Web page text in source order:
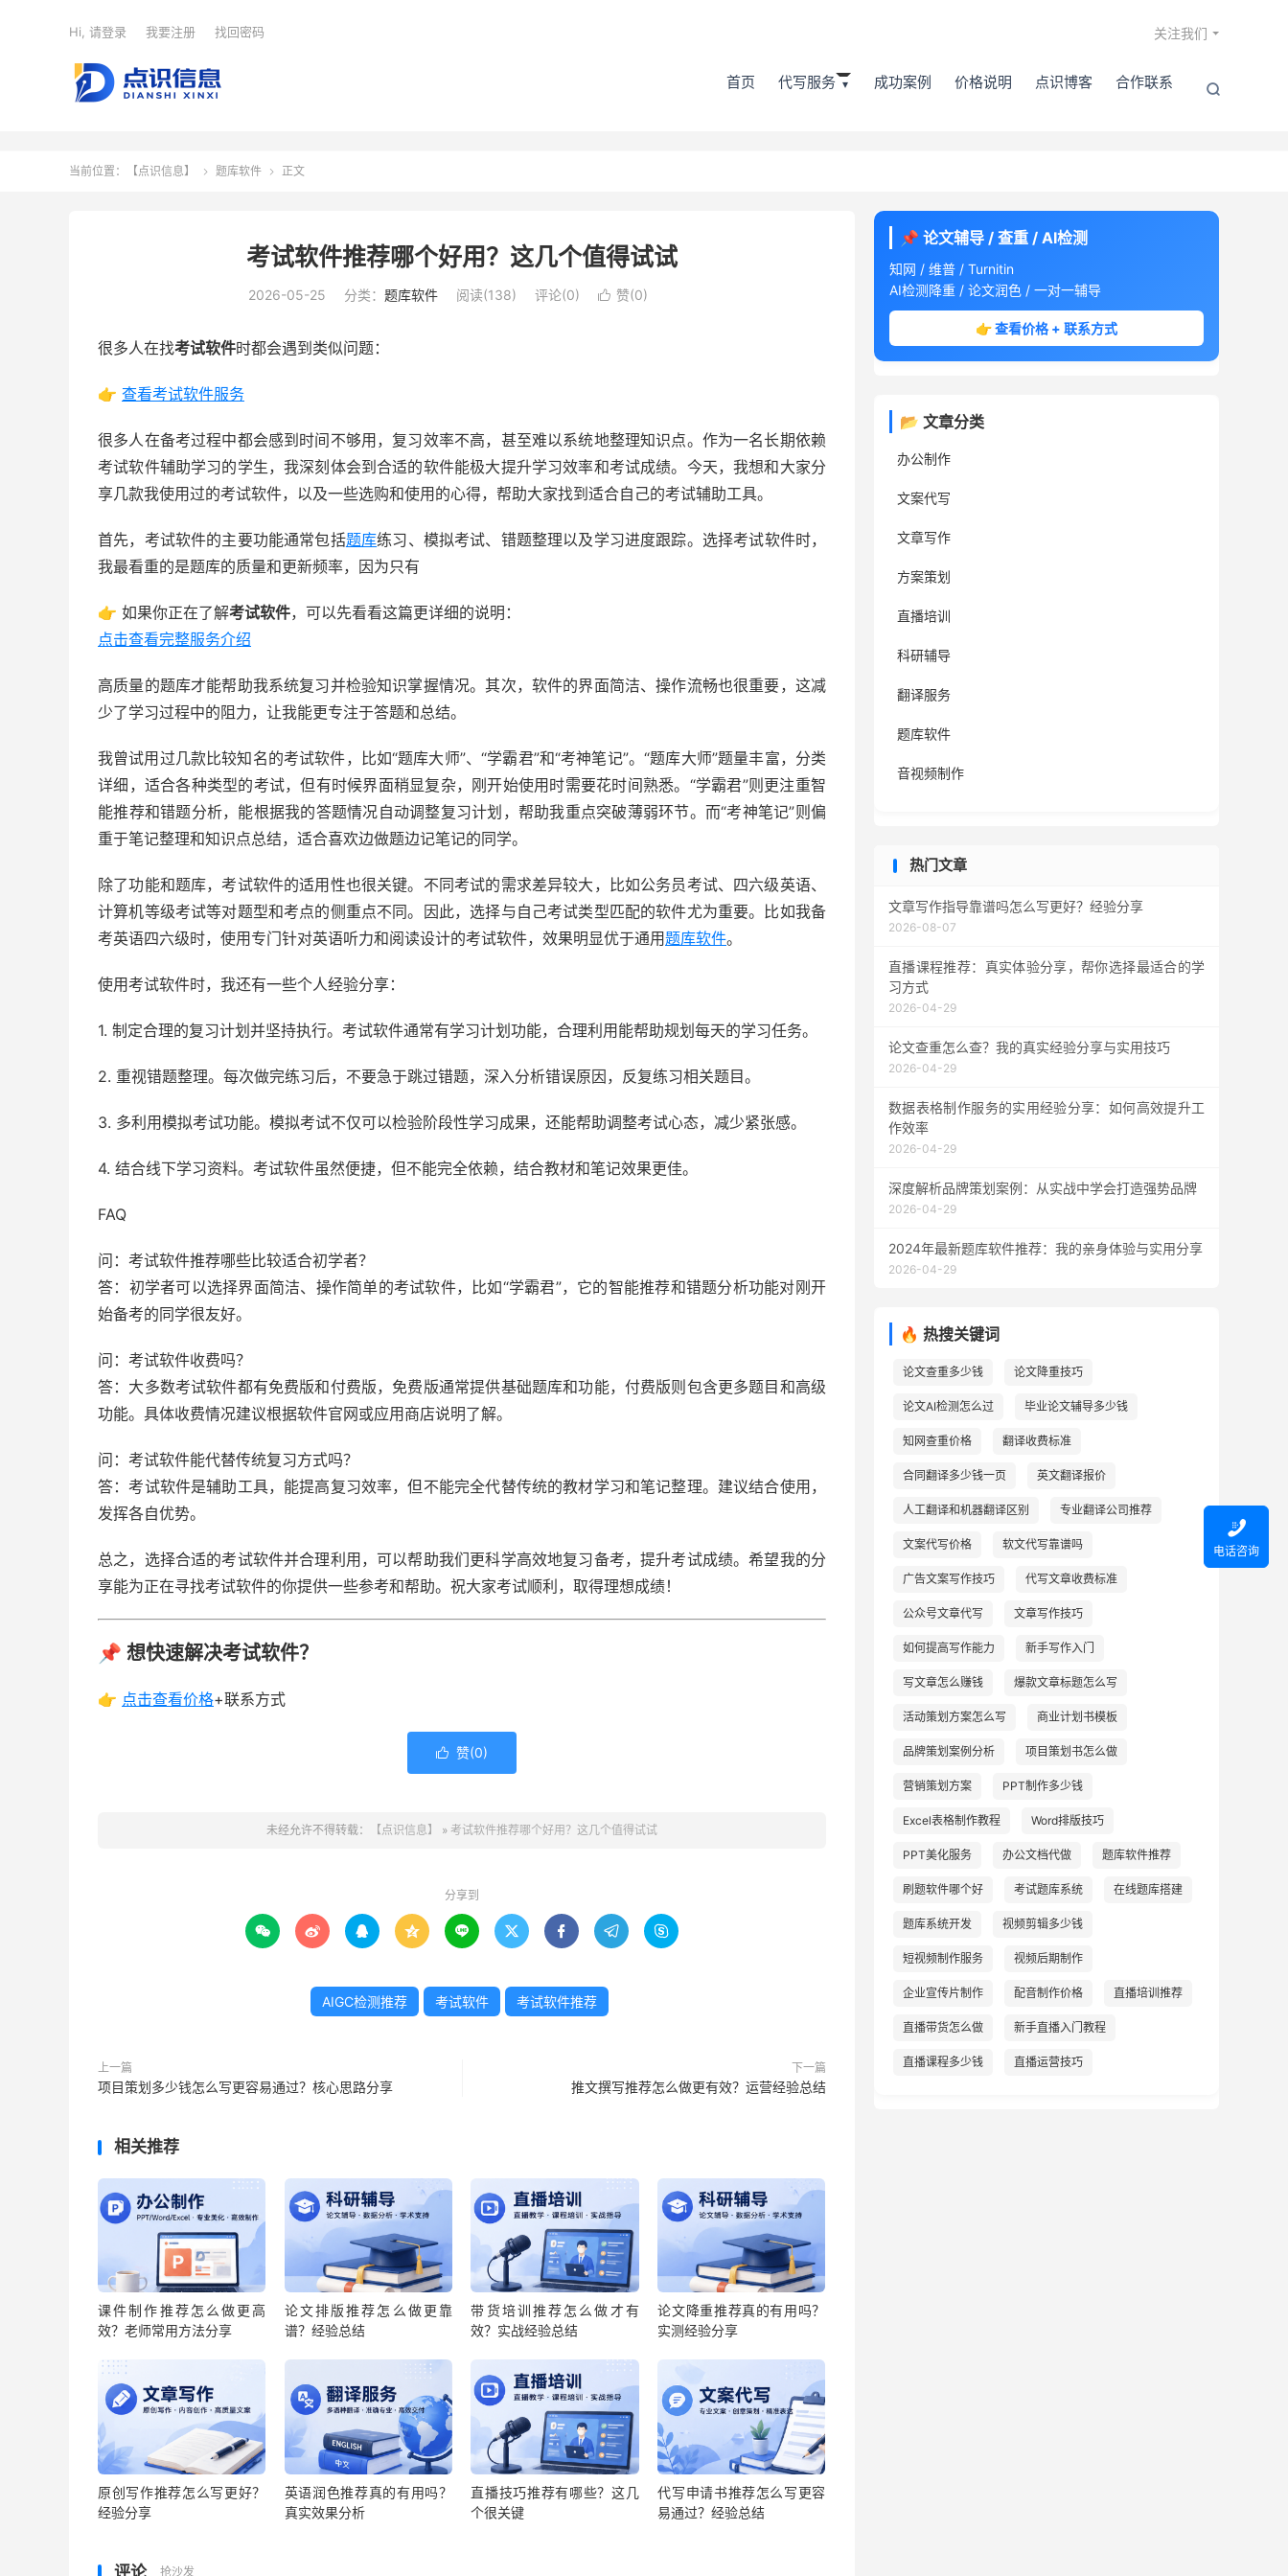
首页 代写服务 成功案例 价格说明 点识博客 合作联系 
关注我们
Hi, 请登录 我要注册 找回密码
当前位置： 【点识信息】  题库软件  正文
考试软件推荐哪个好用？这几个值得试试
2026-05-25 分类： 题库软件 阅读(138) 评论(0)  赞(0)
很多人在找考试软件时都会遇到类似问题：
👉 查看考试软件服务
很多人在备考过程中都会感到时间不够用，复习效率不高，甚至难以系统地整理知识点。作为一名长期依赖
考试软件辅助学习的学生，我深刻体会到合适的软件能极大提升学习效率和考试成绩。今天，我想和大家分
享几款我使用过的考试软件，以及一些选购和使用的心得，帮助大家找到适合自己的考试辅助工具。
首先，考试软件的主要功能通常包括题库练习、模拟考试、错题整理以及学习进度跟踪。选择考试软件时，
我最看重的是题库的质量和更新频率，因为只有
👉 如果你正在了解考试软件，可以先看看这篇更详细的说明：
点击查看完整服务介绍
高质量的题库才能帮助我系统复习并检验知识掌握情况。其次，软件的界面简洁、操作流畅也很重要，这减
少了学习过程中的阻力，让我能更专注于答题和总结。
我曾试用过几款比较知名的考试软件，比如“题库大师”、“学霸君”和“考神笔记”。“题库大师”题量丰富，分类
详细，适合各种类型的考试，但有时候界面稍显复杂，刚开始使用时需要花时间熟悉。“学霸君”则更注重智
能推荐和错题分析，能根据我的答题情况自动调整复习计划，帮助我重点突破薄弱环节。而“考神笔记”则偏
重于笔记整理和知识点总结，适合喜欢边做题边记笔记的同学。
除了功能和题库，考试软件的适用性也很关键。不同考试的需求差异较大，比如公务员考试、四六级英语、
计算机等级考试等对题型和考点的侧重点不同。因此，选择与自己考试类型匹配的软件尤为重要。比如我备
考英语四六级时，使用专门针对英语听力和阅读设计的考试软件，效果明显优于通用题库软件。
使用考试软件时，我还有一些个人经验分享：
1. 制定合理的复习计划并坚持执行。考试软件通常有学习计划功能，合理利用能帮助规划每天的学习任务。
2. 重视错题整理。每次做完练习后，不要急于跳过错题，深入分析错误原因，反复练习相关题目。
3. 多利用模拟考试功能。模拟考试不仅可以检验阶段性学习成果，还能帮助调整考试心态，减少紧张感。
4. 结合线下学习资料。考试软件虽然便捷，但不能完全依赖，结合教材和笔记效果更佳。
FAQ
问：考试软件推荐哪些比较适合初学者？
答：初学者可以选择界面简洁、操作简单的考试软件，比如“学霸君”，它的智能推荐和错题分析功能对刚开
始备考的同学很友好。
问：考试软件收费吗？
答：大多数考试软件都有免费版和付费版，免费版通常提供基础题库和功能，付费版则包含更多题目和高级
功能。具体收费情况建议根据软件官网或应用商店说明了解。
问：考试软件能代替传统复习方式吗？
答：考试软件是辅助工具，能提高复习效率，但不能完全代替传统的教材学习和笔记整理。建议结合使用，
发挥各自优势。
总之，选择合适的考试软件并合理利用，可以帮助我们更科学高效地复习备考，提升考试成绩。希望我的分
享能为正在寻找考试软件的你提供一些参考和帮助。祝大家考试顺利，取得理想成绩！
📌 想快速解决考试软件？
👉 点击查看价格+联系方式
 赞(0)
未经允许不得转载： 【点识信息】 » 考试软件推荐哪个好用？这几个值得试试
分享到
        
AIGC检测推荐 考试软件 考试软件推荐
上一篇
项目策划多少钱怎么写更容易通过？核心思路分享
下一篇
推文撰写推荐怎么做更有效？运营经验总结
相关推荐
课件制作推荐怎么做更高
效？老师常用方法分享
论文排版推荐怎么做更靠
谱？经验总结
带货培训推荐怎么做才有
效？实战经验总结
论文降重推荐真的有用吗？
实测经验分享
原创写作推荐怎么写更好？
经验分享
英语润色推荐真的有用吗？
真实效果分析
直播技巧推荐有哪些？这几
个很关键
代写申请书推荐怎么写更容
易通过？经验总结
评论 抢沙发
📌 论文辅导 / 查重 / AI检测
知网 / 维普 / Turnitin
AI检测降重 / 论文润色 / 一对一辅导
👉 查看价格 + 联系方式
📂 文章分类
办公制作
文案代写
文章写作
方案策划
直播培训
科研辅导
翻译服务
题库软件
音视频制作
热门文章
文章写作指导靠谱吗怎么写更好？经验分享
2026-08-07
直播课程推荐：真实体验分享，帮你选择最适合的学
习方式
2026-04-29
论文查重怎么查？我的真实经验分享与实用技巧
2026-04-29
数据表格制作服务的实用经验分享：如何高效提升工
作效率
2026-04-29
深度解析品牌策划案例：从实战中学会打造强势品牌
2026-04-29
2024年最新题库软件推荐：我的亲身体验与实用分享
2026-04-29
🔥 热搜关键词
论文查重多少钱 论文降重技巧
论文AI检测怎么过 毕业论文辅导多少钱
知网查重价格 翻译收费标准
合同翻译多少钱一页 英文翻译报价
人工翻译和机器翻译区别 专业翻译公司推荐
文案代写价格 软文代写靠谱吗
广告文案写作技巧 代写文章收费标准
公众号文章代写 文章写作技巧
如何提高写作能力 新手写作入门
写文章怎么赚钱 爆款文章标题怎么写
活动策划方案怎么写 商业计划书模板
品牌策划案例分析 项目策划书怎么做
营销策划方案 PPT制作多少钱
Excel表格制作教程 Word排版技巧
PPT美化服务 办公文档代做 题库软件推荐
刷题软件哪个好 考试题库系统 在线题库搭建
题库系统开发 视频剪辑多少钱
短视频制作服务 视频后期制作
企业宣传片制作 配音制作价格 直播培训推荐
直播带货怎么做 新手直播入门教程
直播课程多少钱 直播运营技巧

电话咨询